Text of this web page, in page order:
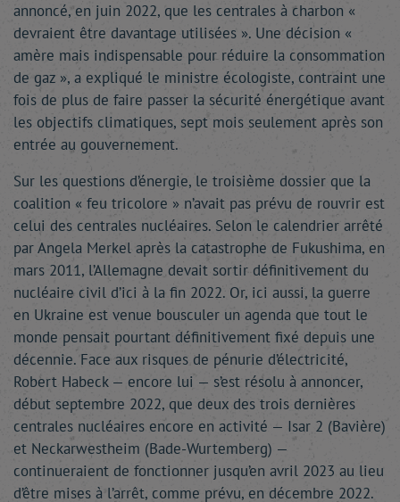
annoncé, en juin 2022, que les centrales à charbon «
devraient être davantage utilisées ». Une décision «
amère mais indispensable pour réduire la consommation
de gaz », a expliqué le ministre écologiste, contraint une
fois de plus de faire passer la sécurité énergétique avant
les objectifs climatiques, sept mois seulement après son
entrée au gouvernement.
Sur les questions d’énergie, le troisième dossier que la
coalition « feu tricolore » n’avait pas prévu de rouvrir est
celui des centrales nucléaires. Selon le calendrier arrêté
par Angela Merkel après la catastrophe de Fukushima, en
mars 2011, l’Allemagne devait sortir définitivement du
nucléaire civil d’ici à la fin 2022. Or, ici aussi, la guerre
en Ukraine est venue bousculer un agenda que tout le
monde pensait pourtant définitivement fixé depuis une
décennie. Face aux risques de pénurie d’électricité,
Robert Habeck — encore lui — s’est résolu à annoncer,
début septembre 2022, que deux des trois dernières
centrales nucléaires encore en activité — Isar 2 (Bavière)
et Neckarwestheim (Bade-Wurtemberg) —
continueraient de fonctionner jusqu’en avril 2023 au lieu
d’être mises à l’arrêt, comme prévu, en décembre 2022.